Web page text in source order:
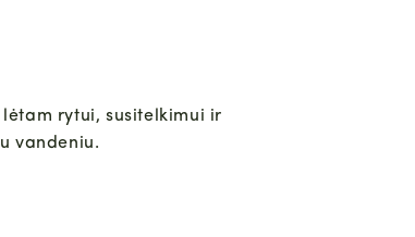
rytui, susitelkimui ir
vandeniu.